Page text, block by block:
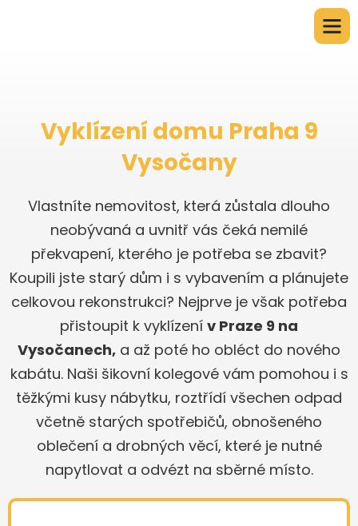
Vyklízení domu Praha 9
Vysočany
Vlastníte nemovitost, která zůstala dlouho
neobývaná a uvnitř vás čeká nemilé
překvapení, kterého je potřeba se zbavit?
Koupili jste starý dům i s vybavením a plánujete
celkovou rekonstrukci? Nejprve je však potřeba
přistoupit k vyklízení v Praze 9 na
Vysočanech, a až poté ho obléct do nového
kabátu. Naši šikovní kolegové vám pomohou i s
těžkými kusy nábytku, roztřídí všechen odpad
včetně starých spotřebičů, obnošeného
oblečení a drobných věcí, které je nutné
napytlovat a odvézt na sběrné místo.